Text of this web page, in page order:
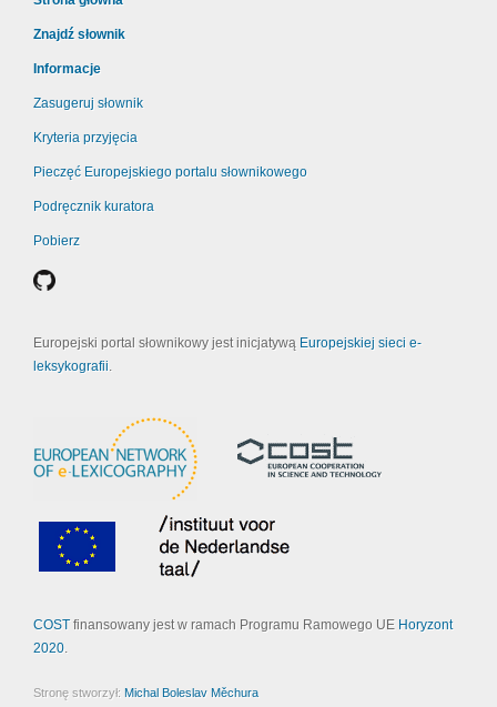
Znajdź słownik
Informacje
Zasugeruj słownik
Kryteria przyjęcia
Pieczęć Europejskiego portalu słownikowego
Podręcznik kuratora
Pobierz
Europejski portal słownikowy jest inicjatywą Europejskiej sieci e-
leksykografii.
COSTfinansowany jest w ramach Programu Ramowego UE Horyzont
2020.
Stronę stworzył: Michal Boleslav Měchura